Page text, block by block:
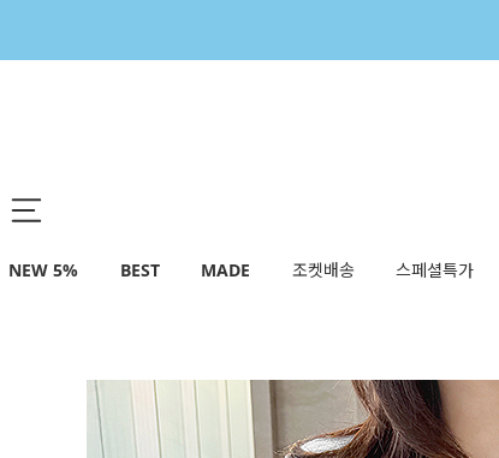
NEW 5% BEST MADE 조켓배송 스페셜특가